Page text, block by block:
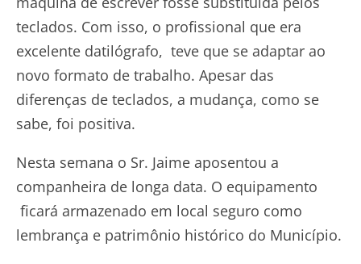
teclados. Com isso, o profissional que era
excelente datilógrafo, teve que se adaptar ao
novo formato de trabalho. Apesar das
diferenças de teclados, a mudança, como se
sabe, foi positiva.
Nesta semana o Sr. Jaime aposentou a
companheira de longa data. O equipamento
ficará armazenado em local seguro como
lembrança e patrimônio histórico do Município.